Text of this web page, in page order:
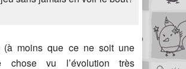
(à moins que ce ne soit une
chose vu l’évolution très